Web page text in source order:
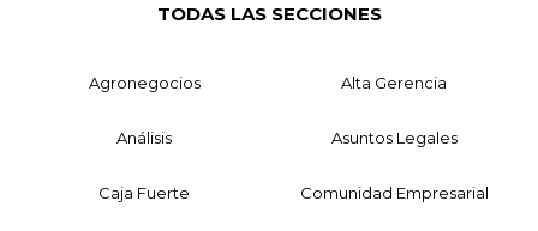
TODAS LAS SECCIONES
Agronegocios Alta Gerencia
Análisis Asuntos Legales
Caja Fuerte Comunidad Empresarial